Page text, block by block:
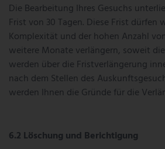
Die Bearbeitung Ihres Gesuchs
Frist von 30 Tagen. Diese Frist dürfen
Komplexität und der hohen Anzahl
weitere Monate verlängern, soweit
werden über die Fristverlängerung
nach dem Stellen des
werden Ihnen die Gründe für die
Löschung und Berichtigung